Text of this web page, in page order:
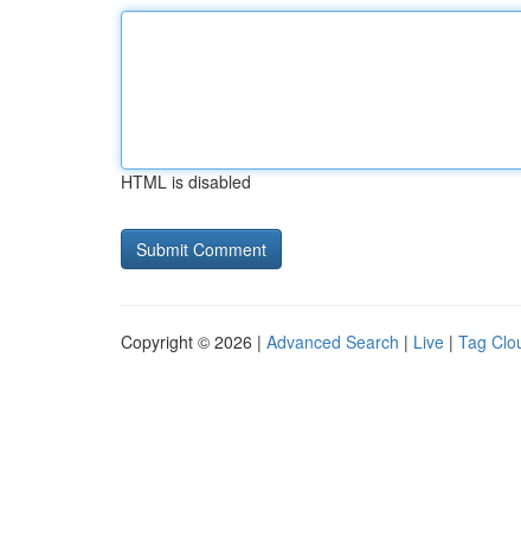
HTML is disabled
Copyright © 2026 | Advanced Search | Live | Tag